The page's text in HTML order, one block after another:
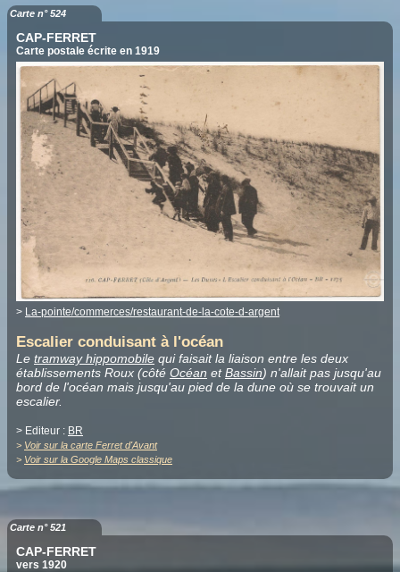
Carte n° 524
CAP-FERRET
Carte postale écrite en 1919
> La-pointe/commerces/restaurant-de-la-cote-d-argent
Escalier conduisant à l'océan
Le tramway hippomobile qui faisait la liaison entre les deux
établissements Roux (côté Océan etBassin) n'allait pas jusqu'au
bord de l'océan mais jusqu'au pied de la dune où se trouvait un
escalier.
> Editeur : BR
> Voir sur la carte Ferret d'Avant
> Voir sur la Google Maps classique
Carte n° 521
CAP-FERRET
vers 1920